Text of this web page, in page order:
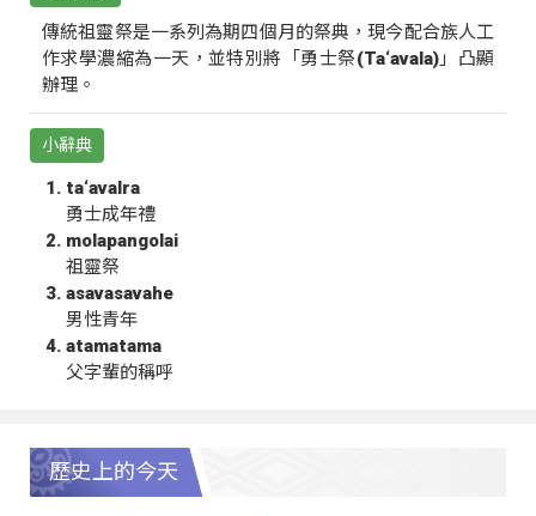
傳統祖靈祭是一系列為期四個月的祭典，現今配合族人工
作求學濃縮為一天，並特別將「勇士祭(Ta‘avala)」凸顯
辦理。
小辭典
ta‘avalra
勇士成年禮
molapangolai
祖靈祭
asavasavahe
男性青年
atamatama
父字輩的稱呼
歷史上的今天